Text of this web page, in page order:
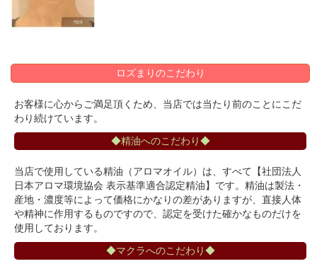
ロズまりのこだわり
お客様に心からご満足頂くため、当店では当たり前のことにこだ
わり続けています。
◆精油へのこだわり◆
当店で使用している精油（アロマオイル）は、すべて【社団法人
日本アロマ環境協会 表示基準適合認定精油】です。精油は製法・
産地・濃度等によって価格にかなりの差がありますが、直接人体
や精神に作用するものですので、認定を受けた確かなものだけを
使用しております。
◆マクラへのこだわり◆